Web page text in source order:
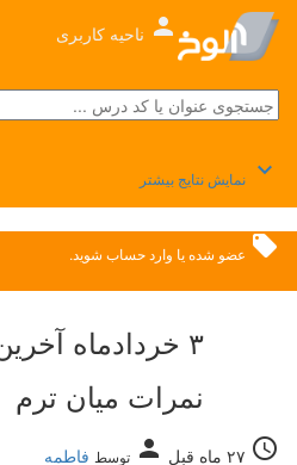
person ناحیه کاربری
keyboard_arrow_down نمایش نتایج بیشتر
local_offer عضو شدهیا وارد حساب شوید.
۳ خردادماه
نمرات میان ترم
access_time ۲۷ ماه قبل person توسط فاطمه